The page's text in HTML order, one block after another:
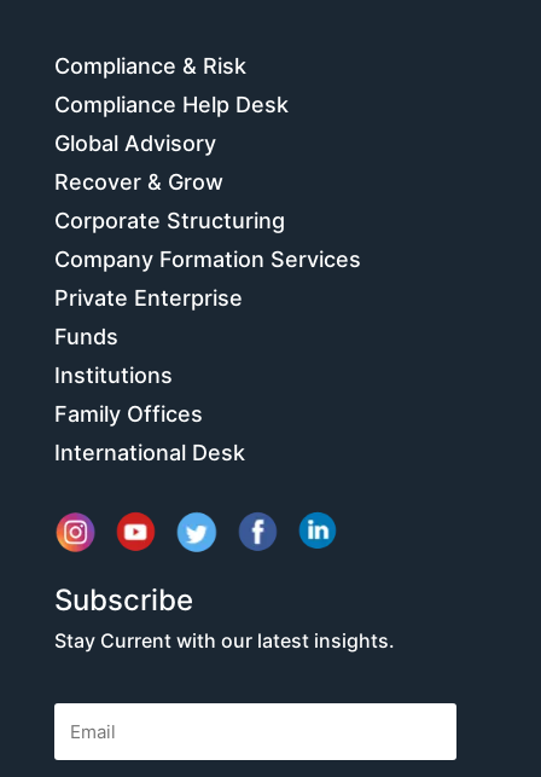
Compliance & Risk
Compliance Help Desk
Global Advisory
Recover & Grow
Corporate Structuring
Company Formation Services
Private Enterprise
Funds
Institutions
Family Offices
International Desk
Subscribe
Stay Current with our latest insights.